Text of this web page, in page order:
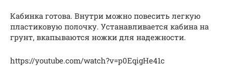
Кабинка готова. Внутри можно повесить легкую
пластиковую полочку. Устанавливается кабина на
грунт, вкапываются ножки для надежности.
https://youtube.com/watch?v=p0EqigHe41c